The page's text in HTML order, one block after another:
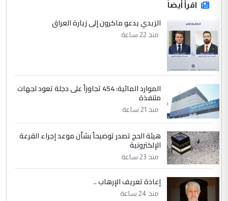
اقرأ أيضاً
الزيدي يدعو ماكرون إلى زيارة العراق
منذ 22 ساعة
الموارد المائية: 454 تجاوزاً على دجلة تعود لجهات
متنفذة
منذ 21 ساعة
هيئة الحج تصدر توضيحاً بشأن موعد إجراء القرعة
الإلكترونية
منذ 23 ساعة
إعادة تعريف الإرهاب ..
منذ 24 ساعة